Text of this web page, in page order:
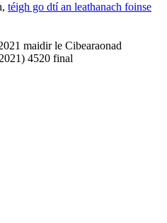
téigh go dtí an leathanach foinse
maidir le Cibearaonad
4520 final